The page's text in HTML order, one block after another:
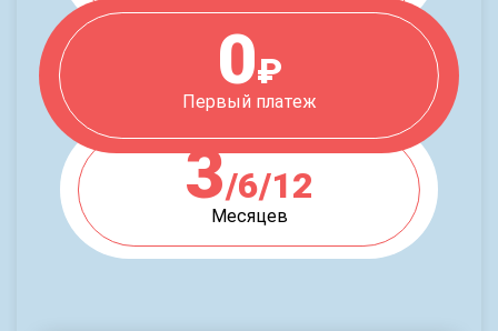
0₽
Первый платеж
3/6/12
Месяцев